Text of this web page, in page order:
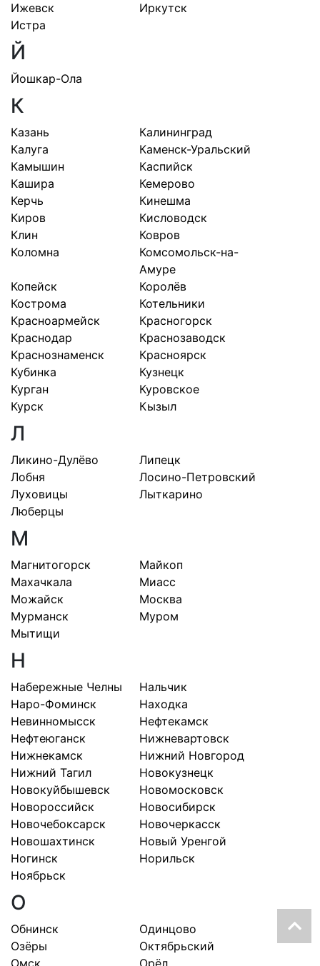
Ижевск
Иркутск
Истра
Й
Йошкар-Ола
К
Казань
Калининград
Калуга
Каменск-Уральский
Камышин
Каспийск
Кашира
Кемерово
Керчь
Кинешма
Киров
Кисловодск
Клин
Ковров
Коломна
Комсомольск-на-
Амуре
Копейск
Королёв
Кострома
Котельники
Красноармейск
Красногорск
Краснодар
Краснозаводск
Краснознаменск
Красноярск
Кубинка
Кузнецк
Курган
Куровское
Курск
Кызыл
Л
Ликино-Дулёво
Липецк
Лобня
Лосино-Петровский
Луховицы
Лыткарино
Люберцы
М
Магнитогорск
Майкоп
Махачкала
Миасс
Можайск
Москва
Мурманск
Муром
Мытищи
Н
Набережные Челны
Нальчик
Наро-Фоминск
Находка
Невинномысск
Нефтекамск
Нефтеюганск
Нижневартовск
Нижнекамск
Нижний Новгород
Нижний Тагил
Новокузнецк
Новокуйбышевск
Новомосковск
Новороссийск
Новосибирск
Новочебоксарск
Новочеркасск
Новошахтинск
Новый Уренгой
Ногинск
Норильск
Ноябрьск
О
Обнинск
Одинцово
Озёры
Октябрьский
Омск
Орёл